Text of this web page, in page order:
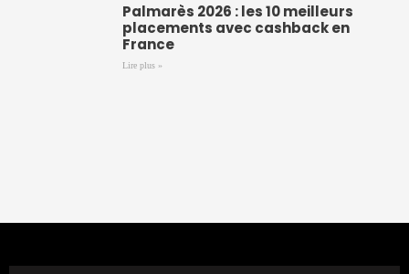
Palmarès 2026 : les 10 meilleurs
placements avec cashback en
France
Lire plus »